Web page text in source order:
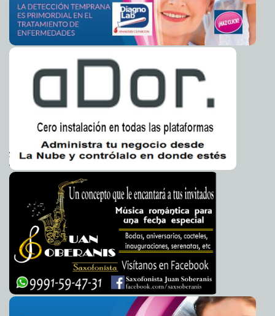
2016-08-03 10:22:38 Colombiana muere al caer del piso Jorge Armando León
Borges
2016-08-03 10:09:36 Movimiento telúrico en Oaxaca Claudia Sofía Gómez Infante
2016-08-03 10:07:22 CNDH va contra ley de protección a periodistas
2016-08-03 09:52:58 Tres volcanes entran en erupción en Indonesia
2016-08-03 09:46:20 Mandato de Obama es un desastre, afirma Trump
Eduardo Ignacio Ramos Pérez
2016-08-03 09:43:27 Japón y EE.UU piden reunión de emergencia por misil
de Corea del Norteil Carmen Alicia Briceño Sánchez
2016-08-03 09:39:12 Joven madre resalta los beneficios de lactar
Gómez Infante
2016-08-03 09:15:46 Margarita Zavala no ve a AMLO como un peligro
Armando León Borges
2016-08-03 09:07:11 Inversión fija bruta creció 0.7% en mayo Carmen Alicia
Briceño Sánchez
2016-08-03 09:03:24 El presidente salió ayer de vacaciones
Ramos Pérez
2016-08-03 08:44:43 Piden subir el nivel de la discusión por tarifas eléctricas
Jorge Armando León Borges
Earl e Ivette causarán lluvias en el país Claudia Sofía Gómez
Infante
2016-08-03 08:34:08 EPN ha fallado, afirma Margarita Zavala Jorge Armando
León Borges